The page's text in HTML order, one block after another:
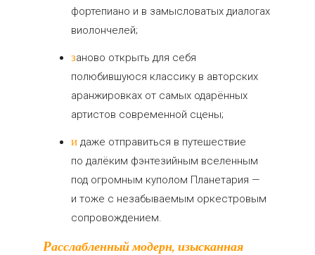
фортепиано и в замысловатых диалогах
виолончелей;
заново открыть для себя
полюбившуюся классику в авторских
аранжировках от самых одарённых
артистов современной сцены;
и даже отправиться в путешествие
по далёким фэнтезийным вселенным
под огромным куполом Планетария —
и тоже с незабываемым оркестровым
сопровождением.
Расслабленный модерн, изысканная